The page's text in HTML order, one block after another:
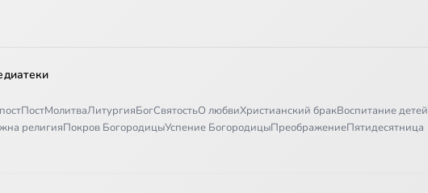
ПостМолитваЛитургияБогСвятостьО любвиХристианский бракВоспитание детей
религияПокров БогородицыУспение БогородицыПреображениеПятидесятница